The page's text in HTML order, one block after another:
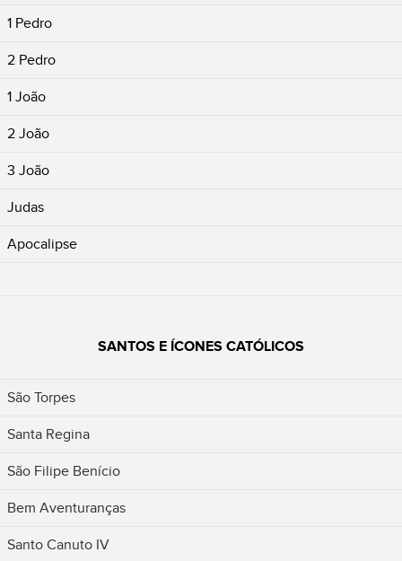
1 Pedro
2 Pedro
1 João
2 João
3 João
Judas
Apocalipse
SANTOS E ÍCONES CATÓLICOS
São Torpes
Santa Regina
São Filipe Benício
Bem Aventuranças
Santo Canuto IV